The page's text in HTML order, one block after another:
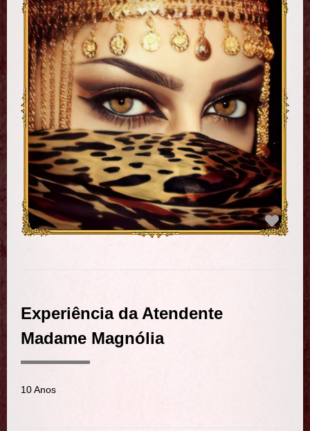
Experiência da Atendente
Madame Magnólia
10 Anos